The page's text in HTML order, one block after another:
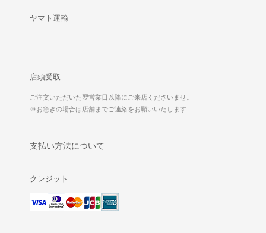
ヤマト運輸
店頭受取
ご注文いただいた翌営業日以降にご来店くださいませ。
※お急ぎの場合は店舗までご連絡をお願いいたします
支払い方法について
クレジット